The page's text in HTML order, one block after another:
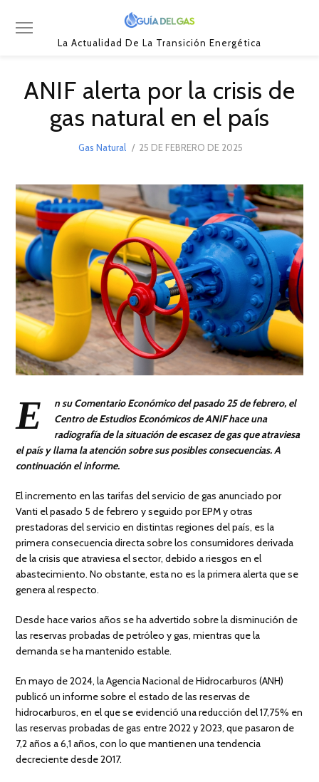
La Actualidad De La Transición Energética
ANIF alerta por la crisis de
gas natural en el país
Gas Natural
POSTED
25 DE FEBRERO DE 2025
DE
2025
E
n su Comentario Económico del pasado 25 de febrero, el
Centro de Estudios Económicos de ANIF hace una
radiografía de la situación de escasez de gas que atraviesa
el país y llama la atención sobre sus posibles consecuencias. A
continuación el informe.
El incremento en las tarifas del servicio de gas anunciado por
Vanti el pasado 5 de febrero y seguido por EPM y otras
prestadoras del servicio en distintas regiones del país, es la
primera consecuencia directa sobre los consumidores derivada
de la crisis que atraviesa el sector, debido a riesgos en el
abastecimiento. No obstante, esta no es la primera alerta que se
genera al respecto.
Desde hace varios años se ha advertido sobre la disminución de
las reservas probadas de petróleo y gas, mientras que la
demanda se ha mantenido estable.
En mayo de 2024, la Agencia Nacional de Hidrocarburos (ANH)
publicó un informe sobre el estado de las reservas de
hidrocarburos, en el que se evidenció una reducción del 17,75% en
las reservas probadas de gas entre 2022 y 2023, que pasaron de
7,2 años a 6,1 años, con lo que mantienen una tendencia
decreciente desde 2017.